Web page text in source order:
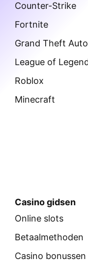
Counter-Strike
Fortnite
Grand Theft Auto
League of
Roblox
Minecraft
Casino gidsen
Online slots
Betaalmethoden
Casino bonussen